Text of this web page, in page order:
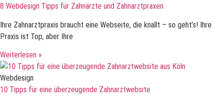
8 Webdesign Tipps für Zahnärzte und Zahnarztpraxen
Ihre Zahnarztpraxis braucht eine Webseite, die knallt – so geht’s! Ihre
Praxis ist Top, aber Ihre
Weiterlesen »
Webdesign
10 Tipps für eine überzeugende Zahnarztwebsite